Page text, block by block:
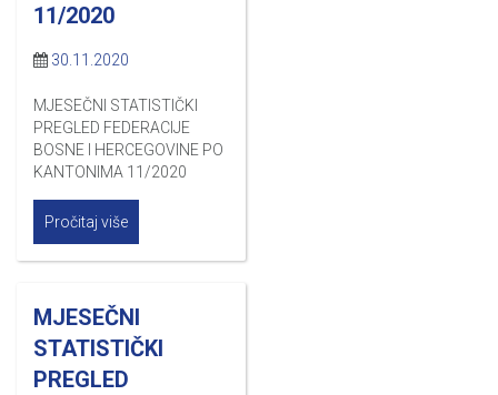
11/2020
30.11.2020
MJESEČNI STATISTIČKI
PREGLED FEDERACIJE
BOSNE I HERCEGOVINE PO
KANTONIMA 11/2020
Pročitaj više
MJESEČNI
STATISTIČKI
PREGLED